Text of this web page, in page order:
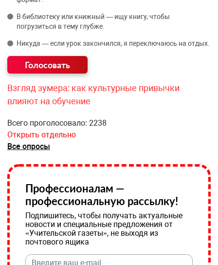
В библиотеку или книжный — ищу книгу, чтобы
погрузиться в тему глубже.
Никуда — если урок закончился, я переключаюсь на отдых.
Взгляд зумера: как культурные привычки
влияют на обучение
Всего проголосовало: 2238
Открыть отдельно
Все опросы
Профессионалам —
профессиональную рассылку!
Подпишитесь, чтобы получать актуальные
новости и специальные предложения от
«Учительской газеты», не выходя из
почтового ящика